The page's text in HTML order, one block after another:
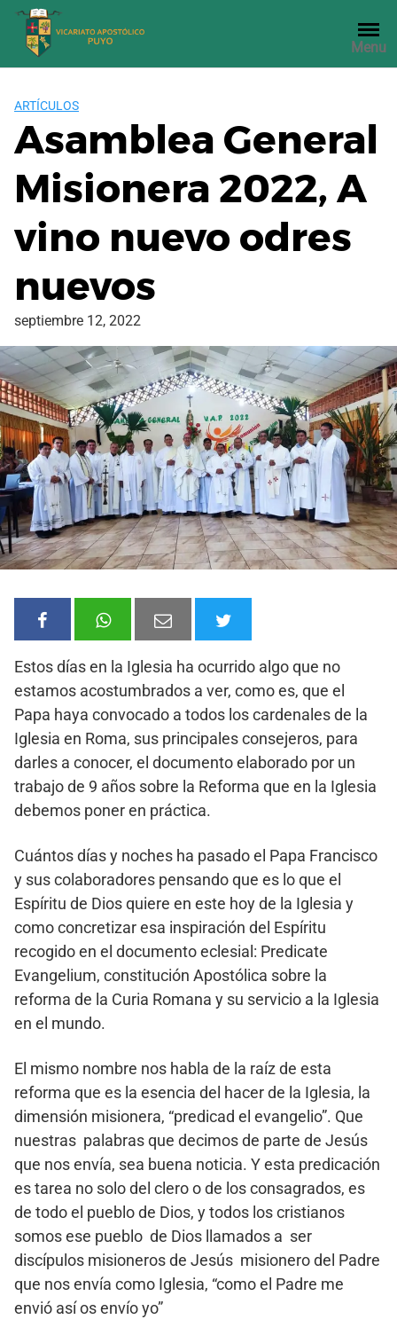
Saltar
contenido
Menu
ARTÍCULOS
Asamblea General
Misionera 2022, A
vino nuevo odres
nuevos
septiembre 12, 2022
Estos días en la Iglesia ha ocurrido algo que no
estamos acostumbrados a ver, como es, que el
Papa haya convocado a todos los cardenales de la
Iglesia en Roma, sus principales consejeros, para
darles a conocer, el documento elaborado por un
trabajo de 9 años sobre la Reforma que en la Iglesia
debemos poner en práctica.
Cuántos días y noches ha pasado el Papa Francisco
y sus colaboradores pensando que es lo que el
Espíritu de Dios quiere en este hoy de la Iglesia y
como concretizar esa inspiración del Espíritu
recogido en el documento eclesial: Predicate
Evangelium, constitución Apostólica sobre la
reforma de la Curia Romana y su servicio a la Iglesia
en el mundo.
El mismo nombre nos habla de la raíz de esta
reforma que es la esencia del hacer de la Iglesia, la
dimensión misionera, “predicad el evangelio”. Que
nuestras palabras que decimos de parte de Jesús
que nos envía, sea buena noticia. Y esta predicación
es tarea no solo del clero o de los consagrados, es
de todo el pueblo de Dios, y todos los cristianos
somos ese pueblo de Dios llamados a ser
discípulos misioneros de Jesús misionero del Padre
que nos envía como Iglesia, “como el Padre me
envió así os envío yo”